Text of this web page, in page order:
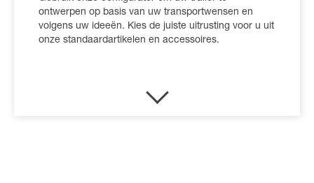
ontwerpen op basis van uw transportwensen en
volgens uw ideeën. Kies de juiste uitrusting voor u uit
onze standaardartikelen en accessoires.